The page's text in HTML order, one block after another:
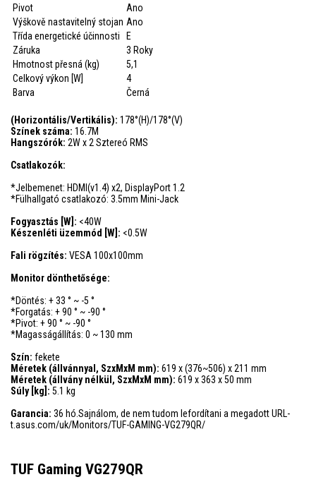
Pivot
Ano
Výškově nastavitelný stojan Ano
Třída energetické účinnosti
E
Záruka
3 Roky
Hmotnost přesná (kg)
5,1
Celkový výkon [W]
4
Barva
Černá
(Horizontális/Vertikális): 178°(H)/178°(V)
Színek száma: 16.7M
Hangszórók: 2W x 2 Sztereó RMS
Csatlakozók:
*Jelbemenet: HDMI(v1.4) x2, DisplayPort 1.2
*Fülhallgató csatlakozó: 3.5mm Mini-Jack
Fogyasztás [W]: <40W
Készenléti üzemmód [W]: <0.5W
Fali rögzítés: VESA 100x100mm
Monitor dönthetősége:
*Döntés: + 33 ° ~ -5 °
*Forgatás: + 90 ° ~ -90 °
*Pivot: + 90 ° ~ -90 °
*Magasságállítás: 0 ~ 130 mm
Szín: fekete
Méretek (állvánnyal, SzxMxM mm): 619 x (376~506) x 211 mm
Méretek (állvány nélkül, SzxMxM mm): 619 x 363 x 50 mm
Súly [kg]: 5.1 kg
Garancia: 36 hó.Sajnálom, de nem tudom lefordítani a megadott URL-
t.asus.com/uk/Monitors/TUF-GAMING-VG279QR/
TUF Gaming VG279QR